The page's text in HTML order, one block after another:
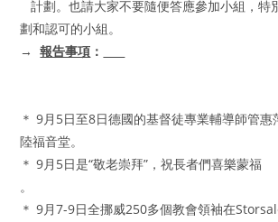
計劃。也請大家不要隨便答應參加小組，特
劃和認可的小組。
→報告事項 ：
＊ 9月5日至8日德國的基督徒專業輔導師管
陸福音堂。
＊ 9月5日是“敬老崇拜”，祝長者們喜樂蒙福
。
＊ 9月7-9日全挪威250多個教會領袖在